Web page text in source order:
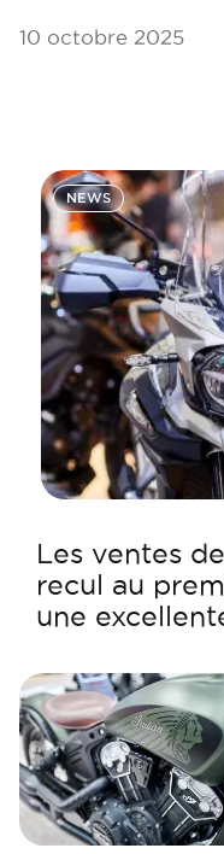
10 octobre 2025
NEWS
Les ventes
recul au
une